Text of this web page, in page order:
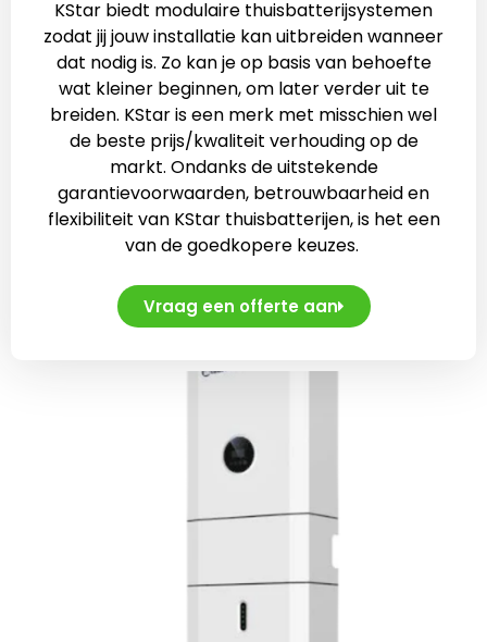
KStar biedt modulaire thuisbatterijsystemen
zodat jij jouw installatie kan uitbreiden wanneer
dat nodig is. Zo kan je op basis van behoefte
wat kleiner beginnen, om later verder uit te
breiden. KStar is een merk met misschien wel
de beste prijs/kwaliteit verhouding op de
markt. Ondanks de uitstekende
garantievoorwaarden, betrouwbaarheid en
flexibiliteit van KStar thuisbatterijen, is het een
van de goedkopere keuzes.
Vraag een offerte aan